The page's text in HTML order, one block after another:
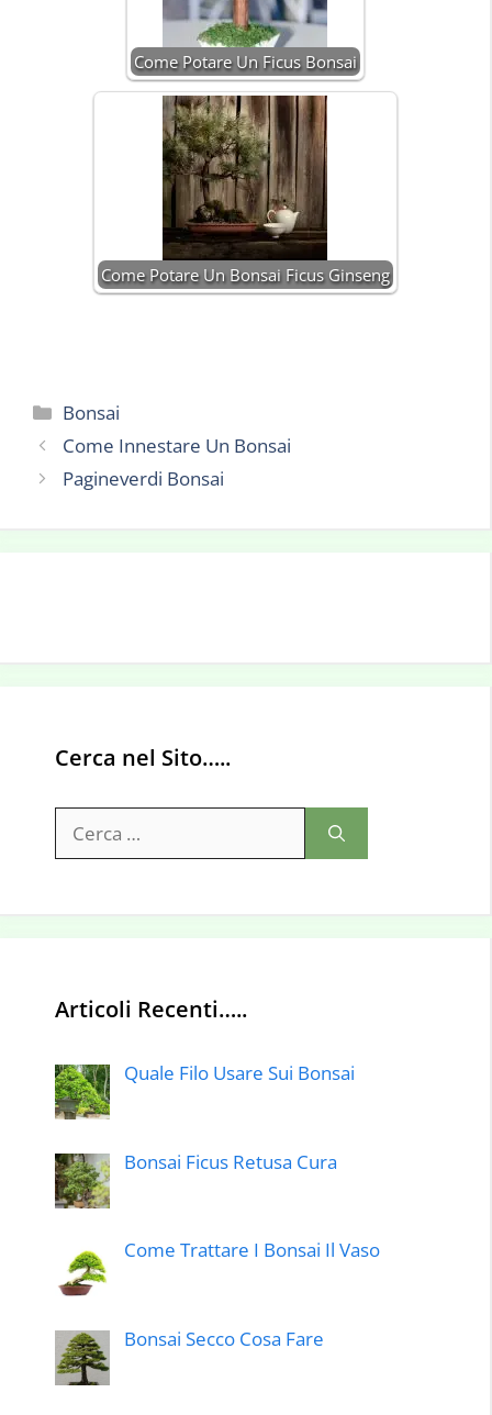
Come Potare Un Ficus Bonsai
Come Potare Un Bonsai Ficus Ginseng
Categorie
Bonsai
Come Innestare Un Bonsai
Pagineverdi Bonsai
Cerca nel Sito…..
per:
Articoli Recenti…..
Quale Filo Usare Sui Bonsai
Bonsai Ficus Retusa Cura
Come Trattare I Bonsai Il Vaso
Bonsai Secco Cosa Fare